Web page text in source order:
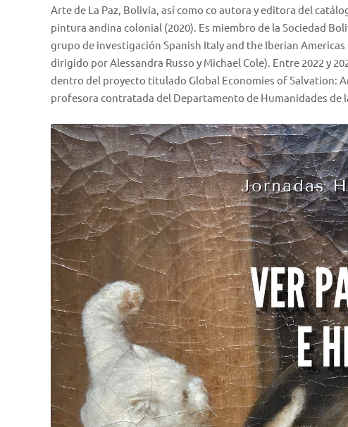
Arte de La Paz, Bolivia, así como co autora y editora del
pintura andina colonial (2020). Es miembro de la Sociedad
grupo de investigación Spanish Italy and the Iberian
dirigido por Alessandra Russo y Michael Cole). Entre 2022 y
dentro del proyecto titulado Global Economies of Salvation:
profesora contratada del Departamento de Humanidades de